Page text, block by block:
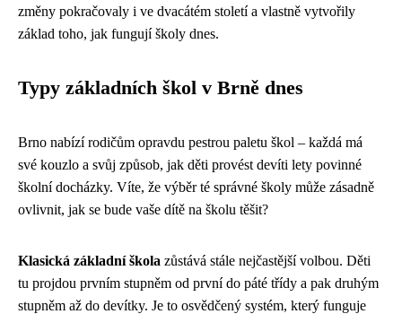
změny pokračovaly i ve dvacátém století a vlastně vytvořily
základ toho, jak fungují školy dnes.
Typy základních škol v Brně dnes
Brno nabízí rodičům opravdu pestrou paletu škol – každá má
své kouzlo a svůj způsob, jak děti provést devíti lety povinné
školní docházky. Víte, že výběr té správné školy může zásadně
ovlivnit, jak se bude vaše dítě na školu těšit?
Klasická základní škola zůstává stále nejčastější volbou. Děti
tu projdou prvním stupněm od první do páté třídy a pak druhým
stupněm až do devítky. Je to osvědčený systém, který funguje